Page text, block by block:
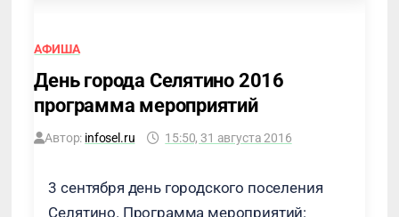
АФИША
День города Селятино 2016
программа мероприятий
Автор: infosel.ru 15:50, 31 августа 2016
3 сентября день городского поселения
Селятино. Программа мероприятий: